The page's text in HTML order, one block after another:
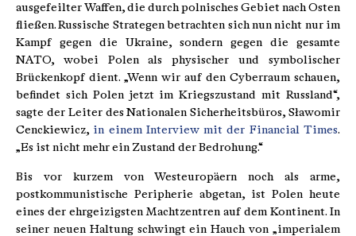
ausgefeilter Waffen, die durch polnisches Gebiet nach Osten
fließen. Russische Strategen betrachten sich nun nicht nur im
Kampf gegen die Ukraine, sondern gegen die gesamte
NATO, wobei Polen als physischer und symbolischer
Brückenkopf dient. „Wenn wir auf den Cyberraum schauen,
befindet sich Polen jetzt im Kriegszustand mit Russland“,
sagte der Leiter des Nationalen Sicherheitsbüros, Sławomir
Cenckiewicz, in einem Interview mit der Financial Times.
„Es ist nicht mehr ein Zustand der Bedrohung.“
Bis vor kurzem von Westeuropäern noch als arme,
postkommunistische Peripherie abgetan, ist Polen heute
eines der ehrgeizigsten Machtzentren auf dem Kontinent. In
seiner neuen Haltung schwingt ein Hauch von „imperialem